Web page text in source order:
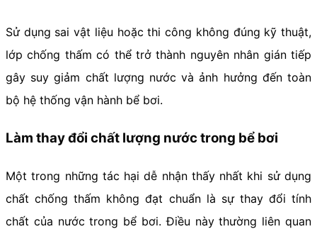
Sử dụng sai vật liệu hoặc thi công không đúng kỹ thuật,
lớp chống thấm có thể trở thành nguyên nhân gián tiếp
gây suy giảm chất lượng nước và ảnh hưởng đến toàn
bộ hệ thống vận hành bể bơi.
Làm thay đổi chất lượng nước trong bể bơi
Một trong những tác hại dễ nhận thấy nhất khi sử dụng
chất chống thấm không đạt chuẩn là sự thay đổi tính
chất của nước trong bể bơi. Điều này thường liên quan